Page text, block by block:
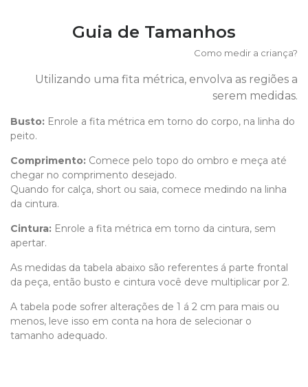
Guia de Tamanhos
Como medir a criança?
Utilizando uma fita métrica, envolva as regiões a
serem medidas.
Busto: Enrole a fita métrica em torno do corpo, na linha do
peito.
Comprimento: Comece pelo topo do ombro e meça até
chegar no comprimento desejado.
Quando for calça, short ou saia, comece medindo na linha
da cintura.
Cintura: Enrole a fita métrica em torno da cintura, sem
apertar.
As medidas da tabela abaixo são referentes á parte frontal
da peça, então busto e cintura você deve multiplicar por 2.
A tabela pode sofrer alterações de 1 á 2 cm para mais ou
menos, leve isso em conta na hora de selecionar o
tamanho adequado.